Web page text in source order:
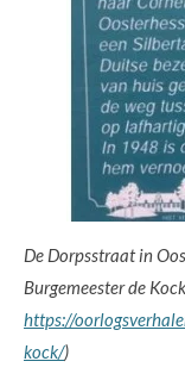
De Dorpsstraat in
Burgemeester de
https://
kock/)